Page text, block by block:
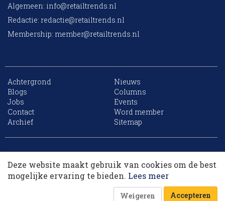
Algemeen: info@retailtrends.nl
Redactie: redactie@retailtrends.nl
Membership: member@retailtrends.nl
Achtergrond
Nieuws
Blogs
Columns
Jobs
Events
Contact
Word member
Archief
Sitemap
Deze website maakt gebruik van cookies om de best
mogelijke ervaring te bieden. Lees meer
Weigeren Accepteren
Korting op events